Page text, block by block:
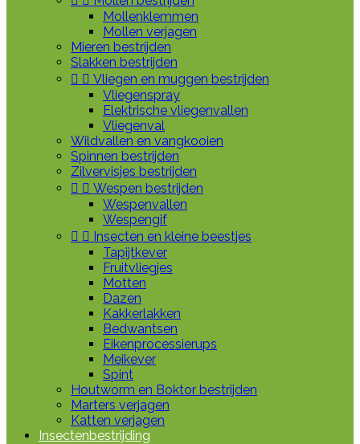
Mollenklemmen
Mollen verjagen
Mieren bestrijden
Slakken bestrijden
  Vliegen en muggen bestrijden
Vliegenspray
Elektrische vliegenvallen
Vliegenval
Wildvallen en vangkooien
Spinnen bestrijden
Zilvervisjes bestrijden
  Wespen bestrijden
Wespenvallen
Wespengif
  Insecten en kleine beestjes
Tapijtkever
Fruitvliegjes
Motten
Dazen
Kakkerlakken
Bedwantsen
Eikenprocessierups
Meikever
Spint
Houtworm en Boktor bestrijden
Marters verjagen
Katten verjagen
Insectenbestrijding